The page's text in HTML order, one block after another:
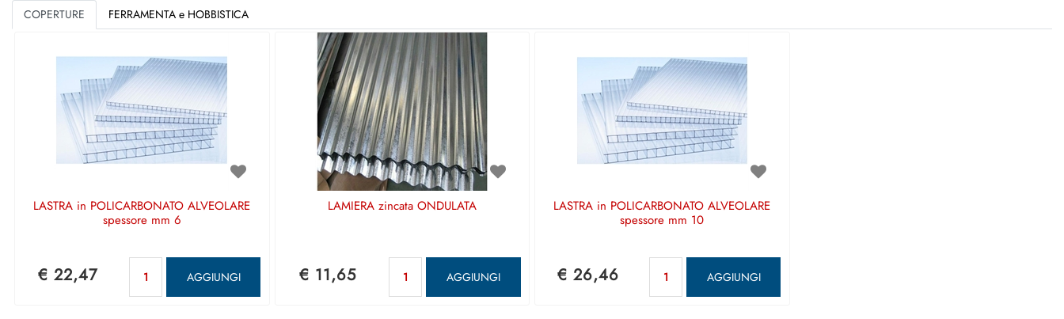
COPERTURE
FERRAMENTA e HOBBISTICA
LASTRA in POLICARBONATO ALVEOLARE
spessore mm 6
€ 22,47 AGGIUNGI
LAMIERA zincata ONDULATA
€ 11,65 AGGIUNGI
LASTRA in POLICARBONATO ALVEOLARE
spessore mm 10
€ 26,46 AGGIUNGI